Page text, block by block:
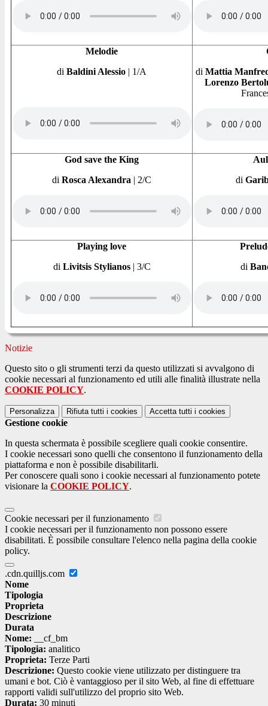
Melodie
di Baldini Alessio | 1/A
di Mattia
Lorenzo
God save the King
di Rosca Alexandra | 2/C
di
Playing love
di Livitsis Stylianos | 3/C
di
Notizie
Questo sito o gli strumenti terzi da questo utilizzati si avvalgono di
cookie necessari al funzionamento ed utili alle finalità illustrate nella
COOKIE POLICY.
Personalizza Rifiuta tutti i cookies Accetta tutti i cookies
Gestione cookie
In questa schermata è possibile scegliere quali cookie consentire.
I cookie necessari sono quelli che consentono il funzionamento della
piattaforma e non è possibile disabilitarli.
Per conoscere quali sono i cookie necessari al funzionamento potete
visionare la COOKIE POLICY.
Cookie necessari per il funzionamento
I cookie necessari per il funzionamento non possono essere
disabilitati. È possibile consultare l'elenco nella pagina della cookie
policy.
.cdn.quilljs.com
Nome
Tipologia
Proprieta
Descrizione
Durata
Nome: __cf_bm
Tipologia: analitico
Proprieta: Terze Parti
Descrizione: Questo cookie viene utilizzato per distinguere tra
umani e bot. Ciò è vantaggioso per il sito Web, al fine di effettuare
rapporti validi sull'utilizzo del proprio sito Web.
Durata: 30 minuti